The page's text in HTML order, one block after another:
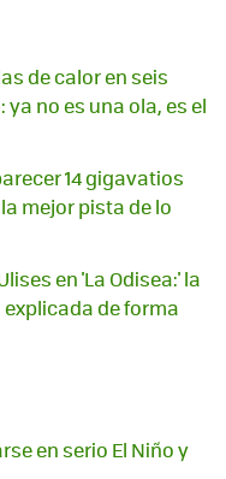
de calor en seis
ya no es una ola, es el
14 gigavatios
mejor pista de lo
en 'La Odisea:' la
de forma
en serio El Niño y